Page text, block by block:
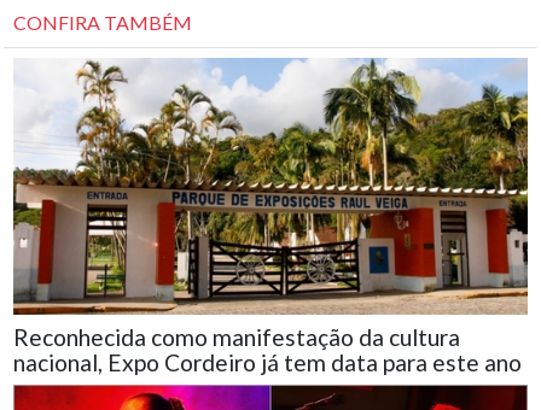
CONFIRA TAMBÉM
Reconhecida como manifestação da cultura
nacional, Expo Cordeiro já tem data para este ano